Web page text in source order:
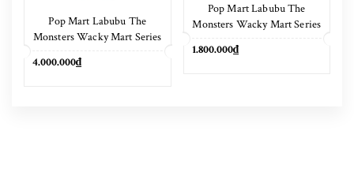
Pop Mart Labubu The
Monsters Wacky Mart Series
4.000.000₫
Pop Mart Labubu The
Monsters Wacky Mart Series
1.800.000₫